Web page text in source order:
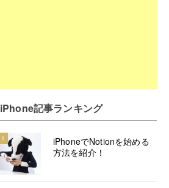
iPhone記事ランキング
1
iPhoneでNotionを始める
方法を紹介！